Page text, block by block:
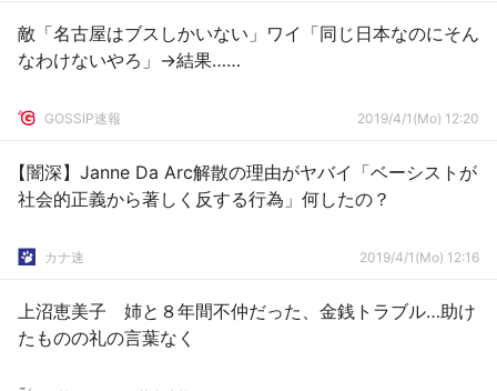
敵「名古屋はブスしかいない」ワイ「同じ日本なのにそん
なわけないやろ」→結果……
GOSSIP速報 2019/4/1(Mo) 12:20
【闇深】Janne Da Arc解散の理由がヤバイ「ベーシストが
社会的正義から著しく反する行為」何したの？
カナ速 2019/4/1(Mo) 12:16
上沼恵美子 姉と８年間不仲だった、金銭トラブル…助け
たものの礼の言葉なく